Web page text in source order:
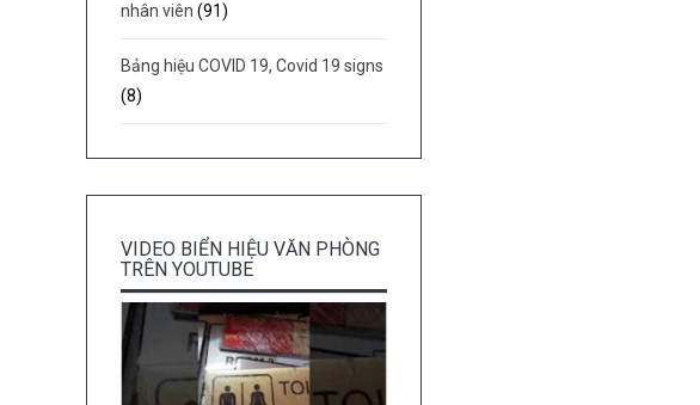
nhân viên (91)
Bảng hiệu COVID 19, Covid 19 signs
(8)
VIDEO BIỂN HIỆU VĂN PHÒNG
TRÊN YOUTUBE